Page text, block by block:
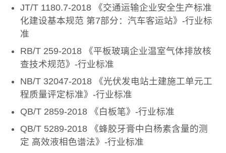
JT/T 1180.7-2018 《交通运输企业安全生产标准
化建设基本规范 第7部分：汽车客运站》-行业标
准
RB/T 259-2018 《平板玻璃企业温室气体排放核
查技术规范》-行业标准
NB/T 32047-2018 《光伏发电站土建施工单元工
程质量评定标准》-行业标准
QB/T 2859-2018 《白板笔》-行业标准
QB/T 5289-2018 《蜂胶牙膏中白杨素含量的测
定 高效液相色谱法》-行业标准